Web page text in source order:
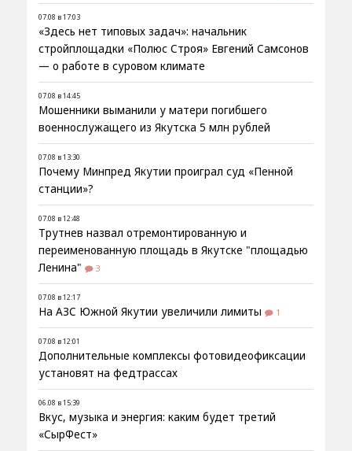
07.08 в 17:03
«Здесь нет типовых задач»: начальник
стройплощадки «Полюс Строя» Евгений Самсонов
— о работе в суровом климате
07.08 в 14:45
Мошенники выманили у матери погибшего
военнослужащего из Якутска 5 млн рублей
07.08 в 13:30
Почему Минпред Якутии проиграл суд «Пенной
станции»?
07.08 в 12:48
Трутнев назвал отремонтированную и
переименованную площадь в Якутске "площадью
Ленина"
3
07.08 в 12:17
На АЗС Южной Якутии увеличили лимиты 1
07.08 в 12:01
Дополнительные комплексы фотовидеофиксации
установят на федтрассах
06.08 в 15:39
Вкус, музыка и энергия: каким будет третий
«СырФест»